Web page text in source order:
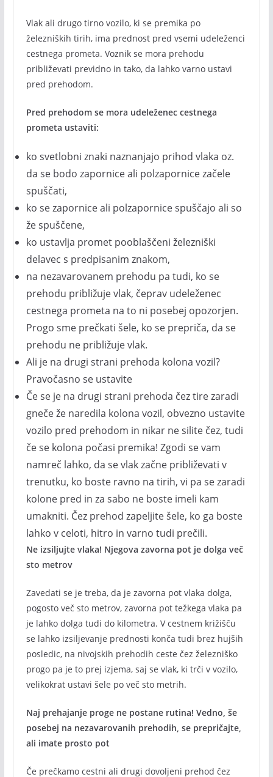
Vlak ali drugo tirno vozilo, ki se premika po
železniških tirih, ima prednost pred vsemi udeleženci
cestnega prometa. Voznik se mora prehodu
približevati previdno in tako, da lahko varno ustavi
pred prehodom.
Pred prehodom se mora udeleženec cestnega
prometa ustaviti:
ko svetlobni znaki naznanjajo prihod vlaka oz.
da se bodo zapornice ali polzapornice začele
spuščati,
ko se zapornice ali polzapornice spuščajo ali so
že spuščene,
ko ustavlja promet pooblaščeni železniški
delavec s predpisanim znakom,
na nezavarovanem prehodu pa tudi, ko se
prehodu približuje vlak, čeprav udeleženec
cestnega prometa na to ni posebej opozorjen.
Progo sme prečkati šele, ko se prepriča, da se
prehodu ne približuje vlak.
Ali je na drugi strani prehoda kolona vozil?
Pravočasno se ustavite
Če se je na drugi strani prehoda čez tire zaradi
gneče že naredila kolona vozil, obvezno ustavite
vozilo pred prehodom in nikar ne silite čez, tudi
če se kolona počasi premika! Zgodi se vam
namreč lahko, da se vlak začne približevati v
trenutku, ko boste ravno na tirih, vi pa se zaradi
kolone pred in za sabo ne boste imeli kam
umakniti. Čez prehod zapeljite šele, ko ga boste
lahko v celoti, hitro in varno tudi prečili.
Ne izsiljujte vlaka! Njegova zavorna pot je dolga več
sto metrov
Zavedati se je treba, da je zavorna pot vlaka dolga,
pogosto več sto metrov, zavorna pot težkega vlaka pa
je lahko dolga tudi do kilometra. V cestnem križišču
se lahko izsiljevanje prednosti konča tudi brez hujših
posledic, na nivojskih prehodih ceste čez železniško
progo pa je to prej izjema, saj se vlak, ki trči v vozilo,
velikokrat ustavi šele po več sto metrih.
Naj prehajanje proge ne postane rutina! Vedno, še
posebej na nezavarovanih prehodih, se prepričajte,
ali imate prosto pot
Če prečkamo cestni ali drugi dovoljeni prehod čez